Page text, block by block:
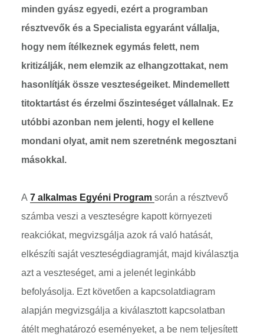
minden gyász egyedi, ezért a programban
résztvevők és a Specialista egyaránt vállalja,
hogy nem ítélkeznek egymás felett, nem
kritizálják, nem elemzik az elhangzottakat, nem
hasonlítják össze veszteségeiket. Mindemellett
titoktartást és érzelmi őszinteséget vállalnak. Ez
utóbbi azonban nem jelenti, hogy el kellene
mondani olyat, amit nem szeretnénk megosztani
másokkal.
A 7 alkalmas Egyéni Program során a résztvevő
számba veszi a veszteségre kapott környezeti
reakciókat, megvizsgálja azok rá való hatását,
elkészíti saját veszteségdiagramját, majd kiválasztja
azt a veszteséget, ami a jelenét leginkább
befolyásolja. Ezt követően a kapcsolatdiagram
alapján megvizsgálja a kiválasztott kapcsolatban
átélt meghatározó eseményeket, a be nem teljesített